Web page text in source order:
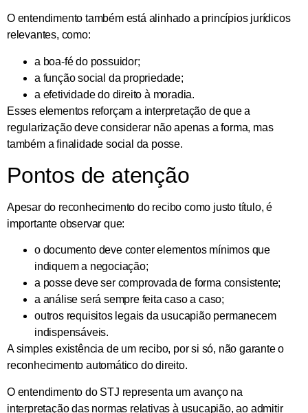
O entendimento também está alinhado a princípios jurídicos
relevantes, como:
a boa-fé do possuidor;
a função social da propriedade;
a efetividade do direito à moradia.
Esses elementos reforçam a interpretação de que a
regularização deve considerar não apenas a forma, mas
também a finalidade social da posse.
Pontos de atenção
Apesar do reconhecimento do recibo como justo título, é
importante observar que:
o documento deve conter elementos mínimos que
indiquem a negociação;
a posse deve ser comprovada de forma consistente;
a análise será sempre feita caso a caso;
outros requisitos legais da usucapião permanecem
indispensáveis.
A simples existência de um recibo, por si só, não garante o
reconhecimento automático do direito.
O entendimento do STJ representa um avanço na
interpretação das normas relativas à usucapião, ao admitir